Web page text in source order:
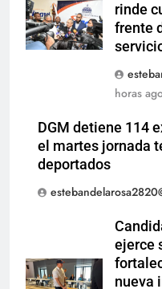
rinde
frente
horas
DGM detiene 114
el martes jornada
deportados
ejerce
nueva